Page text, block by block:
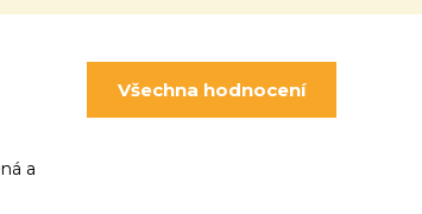
a
Všechna hodnocení